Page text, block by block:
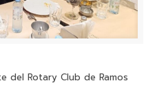
del Rotary Club de Ramos